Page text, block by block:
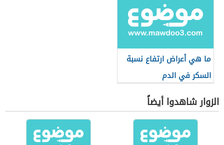
ما هي أعراض ارتفاع نسبة
السكر في الدم
الزوار شاهدوا أيضاً